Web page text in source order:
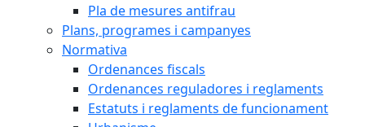
Pla de mesures antifrau
Plans, programes i campanyes
Normativa
Ordenances fiscals
Ordenances reguladores i reglaments
Estatuts i reglaments de funcionament